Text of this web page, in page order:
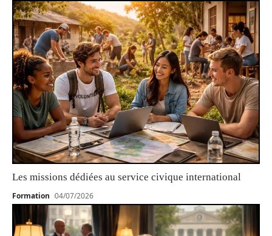
Les missions dédiées au service civique international
Formation 04/07/2026